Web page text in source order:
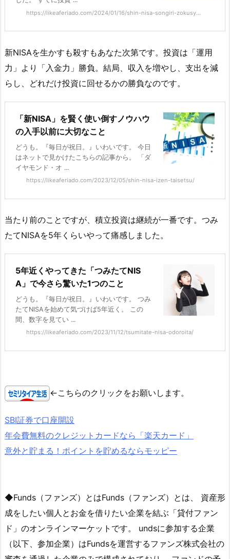
https://likeaferiado.com/2024/01/16/shin-nisa-songiri-zokusy...
新NISAを生かすも殺すもあなた次第です。投資は「運用
力」より「入金力」勝負。結局、収入を増やし、支出を減
らし、どれだけ投資に回せるかの勝負なのです。
「新NISA」を賢く使い倒すノウハウ
の入手以前に大切なこと
どうも。『毎日が祝日。』いわいです。 今日
はネットで見かけたこちらの記事から。 「ダ
イヤモンド・オ ...
https://likeaferiado.com/2023/12/05/shin-nisa-izen-taisetsu/
当たり前のことですが、積立投資は継続が一番です。つみ
たてNISAを5年くらいやって痛感しました。
5年近くやってきた「つみたてNIS
A」で今さら驚いた1つのこと
どうも。『毎日が祝日。』いわいです。 つみ
たてNISAを始めて気づけば5年近く。 この
間、数字を見てい ...
https://likeaferiado.com/2023/11/12/tsumitate-nisa-odoroita/
←こちらのクリックをお願いします。
SBI証券で口座開設
年会費無料のクレジットカードなら「楽天カード」
意外と貯まる！ポイントを貯めるならモッピー
◆Funds（ファンズ）とはFunds（ファンズ）とは、 資産形
成をしたい個人とお金を借りたい企業を結ぶ「貸付ファン
ド」のオンラインマーケットです。 undsに参加する企業
（以下、参加企業）はFundsを運営するファンズ株式会社の